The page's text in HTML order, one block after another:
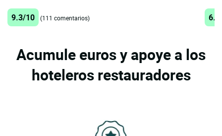
9.3/10 (111 comentarios)
Acumule euros y apoye a los
hoteleros restauradores